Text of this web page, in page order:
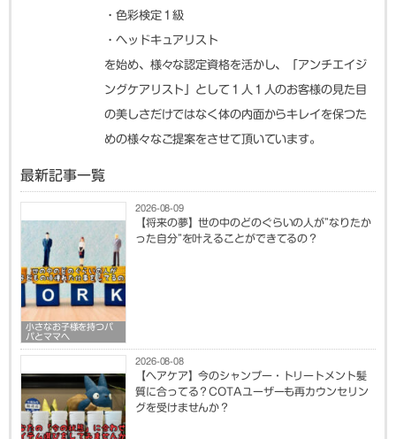
・色彩検定１級
・ヘッドキュアリスト
を始め、様々な認定資格を活かし、「アンチエイジ
ングケアリスト」として１人１人のお客様の見た目
の美しさだけではなく体の内面からキレイを保つた
めの様々なご提案をさせて頂いています。
最新記事一覧
小さなお子様を持つパ
パとママへ
2026-08-09
【将来の夢】世の中のどのぐらいの人が”なりたか
った自分”を叶えることができてるの？
2026-08-08
【ヘアケア】今のシャンプー・トリートメント髪
質に合ってる？COTAユーザーも再カウンセリン
グを受けませんか？